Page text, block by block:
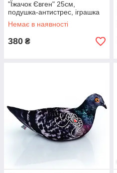
"Їжачок Євген" 25см,
подушка-антистрес, іграшка
їжачок
Немає в наявності
380 ₴